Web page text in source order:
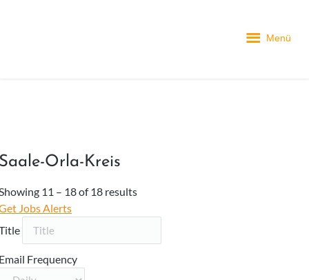
Menü
Orla-Kreis
11 – 18of 18 results
Jobs Alerts
Frequency